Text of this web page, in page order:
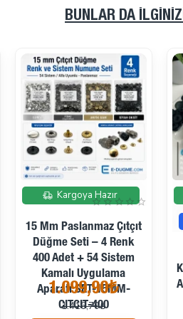
BUNLAR DA
İndirimde
Kargoya Hazır
Dikme Çıtçıt Düğme 10
Mm 16 Boy Paslanmaz
Çelik 150 Adet/Paket
Dört Delikli
ERD100PR4PK
473,92₺
626,32₺